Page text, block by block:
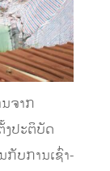
ຈາກ
ປະຕິບັດ
ບການເຊົ່າ-